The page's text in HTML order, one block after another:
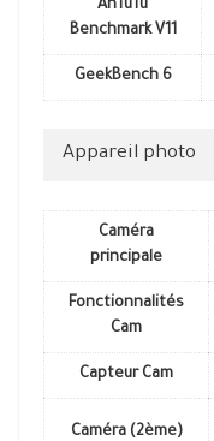
AnTuTu
Benchmark V11
GeekBench 6
Appareil photo
Caméra
principale
Fonctionnalités
Cam
Capteur Cam
Caméra (2ème)